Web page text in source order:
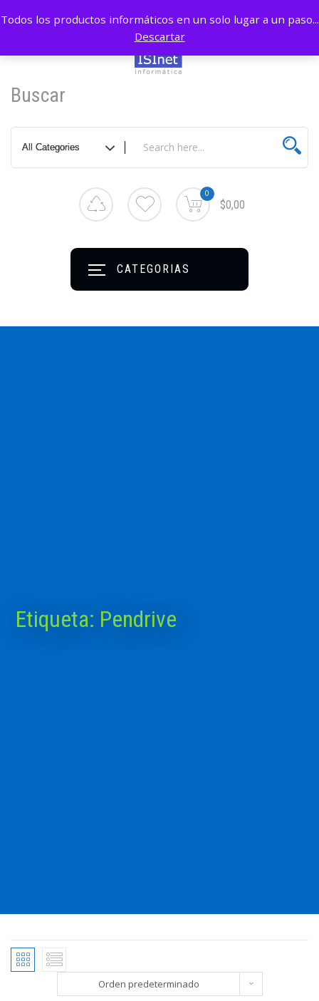
Buscar
0
$0,00
CATEGORIAS
Etiqueta: Pendrive
Orden predeterminado
Todos los productos informáticos en un solo lugar a un paso...
Descartar